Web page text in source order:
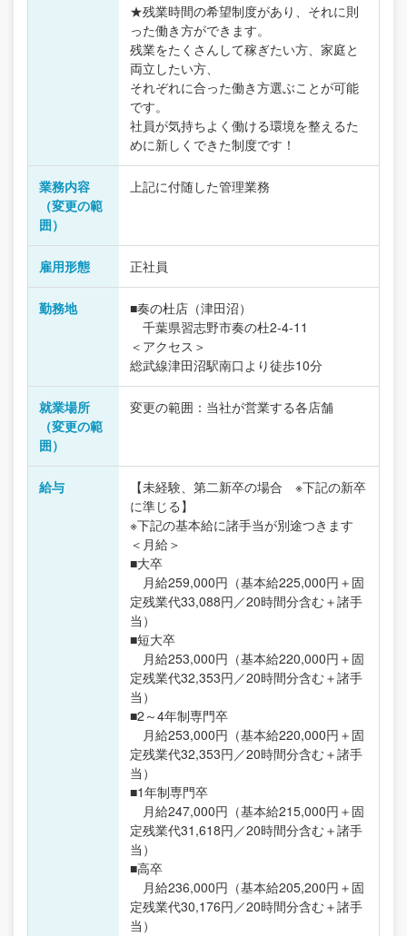
★残業時間の希望制度があり、それに則
った働き方ができます。
残業をたくさんして稼ぎたい方、家庭と
両立したい方、
それぞれに合った働き方選ぶことが可能
です。
社員が気持ちよく働ける環境を整えるた
めに新しくできた制度です！
業務内容
（変更の範
囲）
上記に付随した管理業務
雇用形態 正社員
勤務地
■奏の杜店（津田沼）
千葉県習志野市奏の杜2-4-11
＜アクセス＞
総武線津田沼駅南口より徒歩10分
就業場所
（変更の範
囲）
変更の範囲：当社が営業する各店舗
給与
【未経験、第二新卒の場合 ※下記の新卒
に準じる】
※下記の基本給に諸手当が別途つきます
＜月給＞
■大卒
月給259,000円（基本給225,000円＋固
定残業代33,088円／20時間分含む＋諸手
当）
■短大卒
月給253,000円（基本給220,000円＋固
定残業代32,353円／20時間分含む＋諸手
当）
■2～4年制専門卒
月給253,000円（基本給220,000円＋固
定残業代32,353円／20時間分含む＋諸手
当）
■1年制専門卒
月給247,000円（基本給215,000円＋固
定残業代31,618円／20時間分含む＋諸手
当）
■高卒
月給236,000円（基本給205,200円＋固
定残業代30,176円／20時間分含む＋諸手
当）